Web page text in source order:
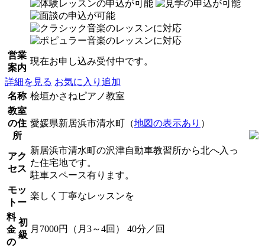
営業
案内
現在お申し込み受付中です。
詳細を見る お気に入り追加
名称 桧垣かさねピアノ教室
教室
の住
所
愛媛県新居浜市清水町（地図の表示あり ）
アク
セス
新居浜市清水町の沢津自動車教習所から北へ入っ
た住宅地です。
駐車スペース有ります。
モッ
トー
楽しく丁寧なレッスンを
料
金
の
初
級
月7000円（月3～4回） 40分／回